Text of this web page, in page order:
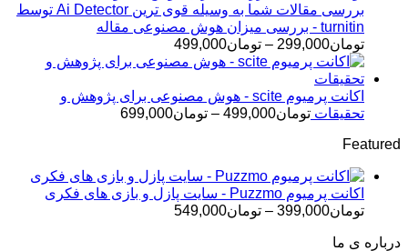
تا
تومان499,000
بررسی مقالات شما به وسیله قوی ترین Ai Detector توسط
turnitin - بررسی میزان هوش مصنوعی مقاله
تومان299,000
– تومان499,000محدوده
قیمت:
تا
تومان499,000
اکانت پرمیوم scite - هوش مصنوعی برای پژوهش و
تحقیقات تومان499,000
– تومان699,000محدوده
تومان699,000
Featured
اکانت پرمیوم Puzzmo - سایت پازل و بازی های فکری
تومان399,000
– تومان549,000
درباره ی ما